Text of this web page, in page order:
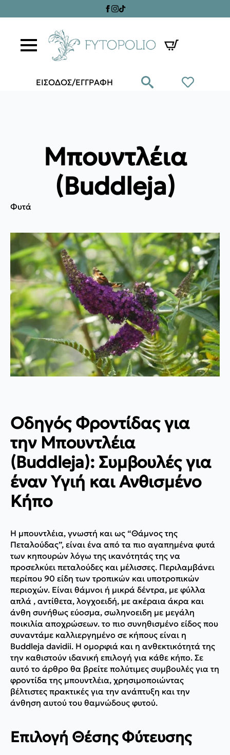
ΕΙΣΟΔΟΣ/ΕΓΓΡΑΦΗ
Μπουντλέια
(Buddleja)
Φυτά
Οδηγός Φροντίδας για
την Μπουντλέια
(Buddleja): Συμβουλές για
έναν Υγιή και Ανθισμένο
Κήπο
Η μπουντλέια, γνωστή και ως “Θάμνος της
Πεταλούδας”, είναι ένα από τα πιο αγαπημένα φυτά
των κηπουρών λόγω της ικανότητάς της να
προσελκύει πεταλούδες και μέλισσες. Περιλαμβάνει
περίπου 90 είδη των τροπικών και υποτροπικών
περιοχών. Είναι θάμνοι ή μικρά δέντρα, με φύλλα
απλά , αντίθετα, λογχοειδή, με ακέραια άκρα και
άνθη συνήθως εύοσμα, σωληνοειδη με μεγάλη
ποικιλία αποχρώσεων. το πιο συνηθισμένο είδος που
συναντάμε καλλιεργημένο σε κήπους είναι η
Buddleja davidii. Η ομορφιά και η ανθεκτικότητά της
την καθιστούν ιδανική επιλογή για κάθε κήπο. Σε
αυτό το άρθρο θα βρείτε πολύτιμες συμβουλές για τη
φροντίδα της μπουντλέια, χρησιμοποιώντας
βέλτιστες πρακτικές για την ανάπτυξη και την
άνθηση αυτού του θαμνώδους φυτού.
Επιλογή Θέσης Φύτευσης